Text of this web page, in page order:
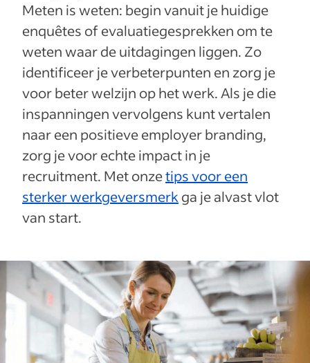
Meten is weten: begin vanuit je huidige
enquêtes of evaluatiegesprekken om te
weten waar de uitdagingen liggen. Zo
identificeer je verbeterpunten en zorg je
voor beter welzijn op het werk. Als je die
inspanningen vervolgens kunt vertalen
naar een positieve employer branding,
zorg je voor echte impact in je
recruitment. Met onzetips voor een
sterker werkgeversmerk ga je alvast vlot
van start.